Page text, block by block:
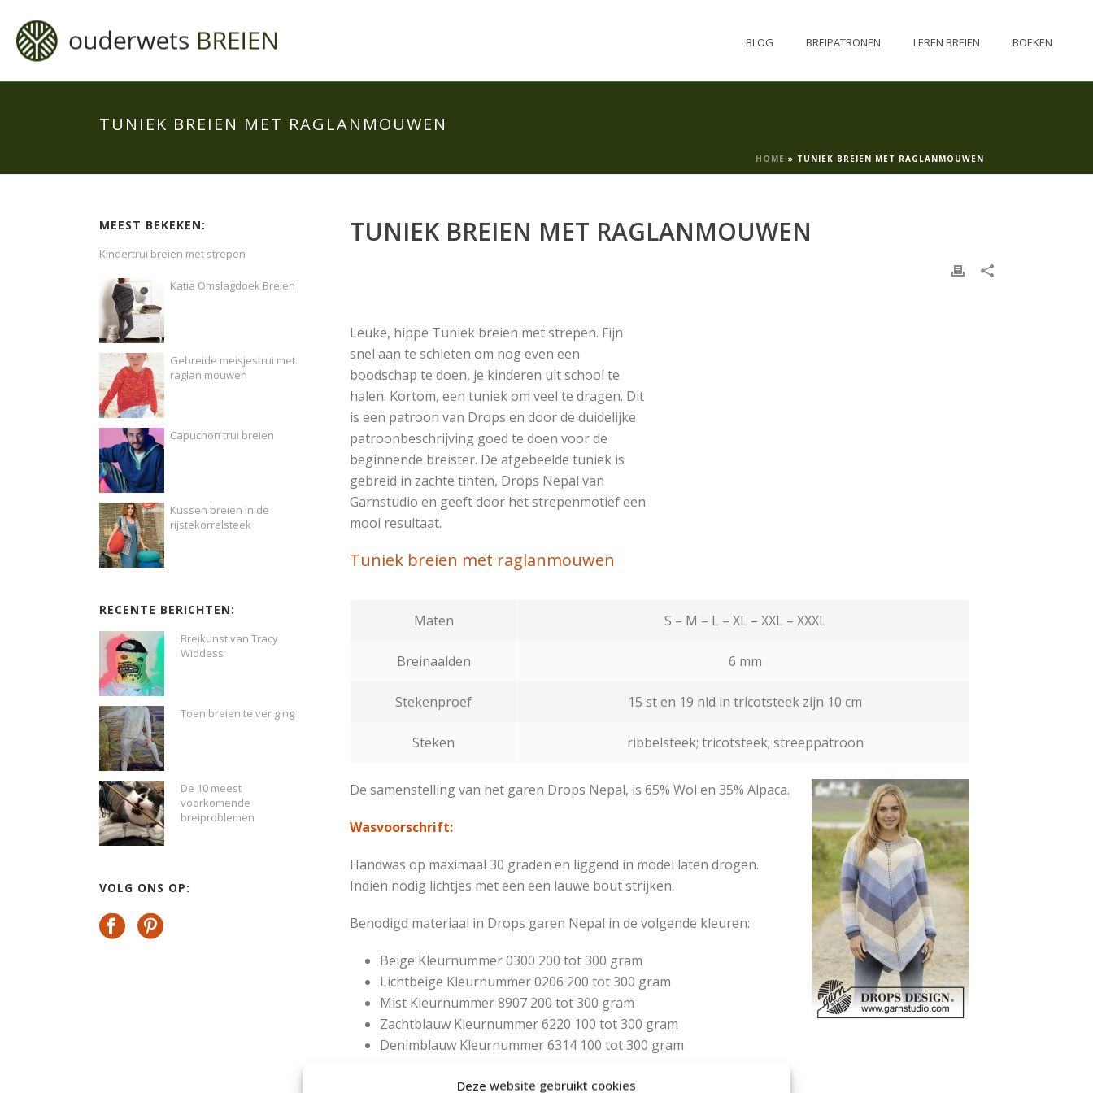
Deze website gebruikt cookies
BLOG BREIPATRONEN LEREN BREIEN BOEKEN
TUNIEK BREIEN MET RAGLANMOUWEN
HOME » TUNIEK BREIEN MET RAGLANMOUWEN
TUNIEK BREIEN MET RAGLANMOUWEN
Leuke, hippe Tuniek breien met strepen. Fijn
snel aan te schieten om nog even een
boodschap te doen, je kinderen uit school te
halen. Kortom, een tuniek om veel te dragen. Dit
is een patroon van Drops en door de duidelijke
patroonbeschrijving goed te doen voor de
beginnende breister. De afgebeelde tuniek is
gebreid in zachte tinten, Drops Nepal van
Garnstudio en geeft door het strepenmotief een
mooi resultaat.
Tuniek breien met raglanmouwen
Maten S – M – L – XL – XXL – XXXL
Breinaalden 6 mm
Stekenproef 15 st en 19 nld in tricotsteek zijn 10 cm
Steken ribbelsteek; tricotsteek; streeppatroon
De samenstelling van het garen Drops Nepal, is 65% Wol en 35% Alpaca.
Wasvoorschrift:
Handwas op maximaal 30 graden en liggend in model laten drogen.
Indien nodig lichtjes met een een lauwe bout strijken.
Benodigd materiaal in Drops garen Nepal in de volgende kleuren:
Beige Kleurnummer 0300 200 tot 300 gram
Lichtbeige Kleurnummer 0206 200 tot 300 gram
Mist Kleurnummer 8907 200 tot 300 gram
Zachtblauw Kleurnummer 6220 100 tot 300 gram
Denimblauw Kleurnummer 6314 100 tot 300 gram
De hoeveelheid garen is afhankelijk van de gekozen maat.
MEEST BEKEKEN:
Kindertrui breien met strepen
Katia Omslagdoek Breien
Gebreide meisjestrui met
raglan mouwen
Capuchon trui breien
Kussen breien in de
rijstekorrelsteek
RECENTE BERICHTEN:
Breikunst van Tracy
Widdess
Toen breien te ver ging
De 10 meest
voorkomende
breiproblemen
VOLG ONS OP: